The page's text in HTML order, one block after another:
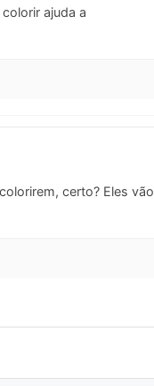
ajuda a
certo? Eles vão